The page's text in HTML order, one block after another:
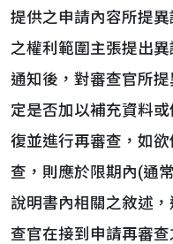
提供之申請內容所提
之權利範圍主張提出
通知後，對審查官所
定是否加以補充資料
復並進行再審查，如
查，則應於限期內(通
說明書內相關之敘述
查官在接到申請再審